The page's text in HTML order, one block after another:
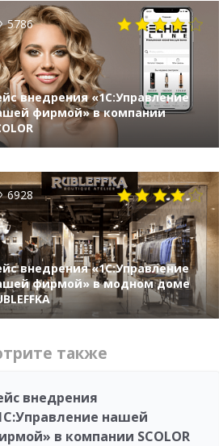
5786
внедрения «1С:Управление
фирмой» в компании
6928
внедрения «1С:Управление
фирмой» в модном доме
также
внедрения
нашей
в компании SCOLOR